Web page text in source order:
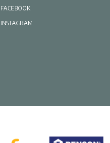
FACEBOOK
INSTAGRAM